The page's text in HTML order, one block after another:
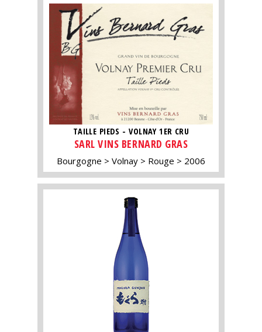
TAILLE PIEDS - VOLNAY 1ER CRU
SARL VINS BERNARD GRAS
Bourgogne Volnay Rouge 2006